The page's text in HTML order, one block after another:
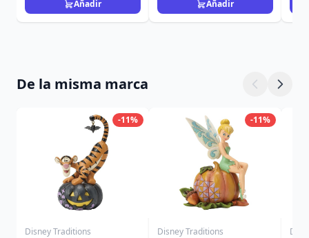
Añadir Añadir
De la misma marca
-11%
Disney Traditions
-11%
Disney Traditions